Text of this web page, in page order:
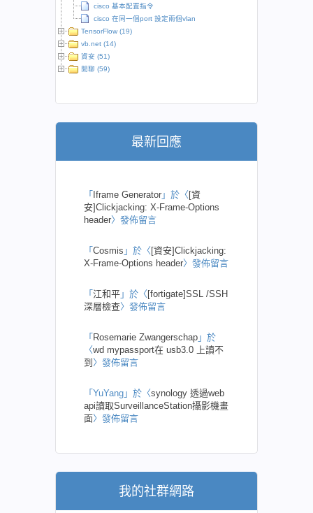
cisco 基本配置指令
cisco 在同一個port 設定兩個vlan
TensorFlow (19)
vb.net (14)
資安 (51)
閒聊 (59)
最新回應
「Iframe Generator 」於〈[資
安]Clickjacking: X-Frame-Options
header〉發佈留言
「Cosmis 」於〈[資安]Clickjacking:
X-Frame-Options header〉發佈留言
「江和平 」於〈[fortigate]SSL /SSH
深層檢查〉發佈留言
「Rosemarie Zwangerschap 」於
〈wd mypassport在 usb3.0 上讀不
到〉發佈留言
「YuYang 」於〈synology 透過web
api讀取SurveillanceStation攝影機畫
面〉發佈留言
我的社群網路